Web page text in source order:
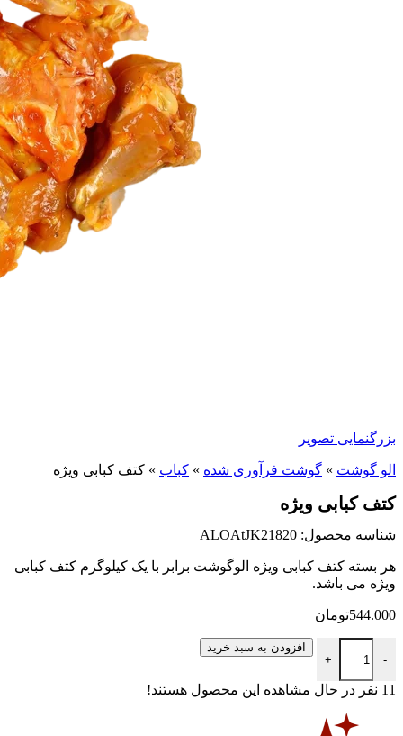
بزرگنمایی تصویر
الو گوشت » گوشت فرآوری شده » کباب » کتف کبابی ویژه
کتف کبابی ویژه
شناسه محصول: ALOAtJK21820
هر بسته کتف کبابی ویژه الوگوشت برابر با یک کیلوگرم کتف کبابی
ویژه می باشد.
544.000تومان
-
کتف کبابی ویژه عدد
+
افزودن به سبد خرید
11 نفر در حال مشاهده این محصول هستند!